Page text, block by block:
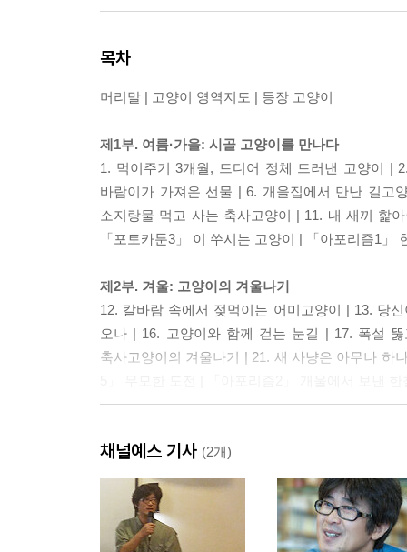
목차
머리말 | 고양이 영역지도 | 등장 고양이
제1부. 여름·가을: 시골 고양이를 만나다
1. 먹이주기 3개월, 드디어 정체 드러낸 고양이 |
바람이가 가져온 선물 | 6. 개울집에서 만난 길고
소지랑물 먹고 사는 축사고양이 | 11. 내 새끼 핥
「포토카툰3」 이 쑤시는 고양이 | 「아포리즘1」
제2부. 겨울: 고양이의 겨울나기
12. 칼바람 속에서 젖먹이는 어미고양이 | 13. 당
오나 | 16. 고양이와 함께 걷는 눈길 | 17. 폭설
축사고양이의 겨울나기 | 21. 새 사냥은 아무나 하
24. 고양이 보초 서는 까치 | 25. 못 말리는 고양
꽃다지밭 산책하는 낭만고양이 | 30. 다급했던 길
33. 길고양이 보살피는 할머니의 손 | 34. 축사
고양이의 로맨틱 꽃밭 데이트 | 「포토카툰 6」
채널예스 기사 (2개)